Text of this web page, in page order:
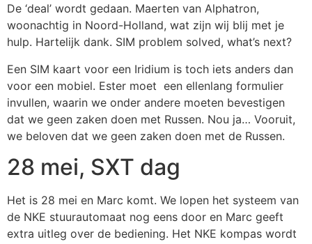
De ‘deal’ wordt gedaan. Maerten van Alphatron,
woonachtig in Noord-Holland, wat zijn wij blij met je
hulp. Hartelijk dank. SIM problem solved, what’s next?
Een SIM kaart voor een Iridium is toch iets anders dan
voor een mobiel. Ester moet een ellenlang formulier
invullen, waarin we onder andere moeten bevestigen
dat we geen zaken doen met Russen. Nou ja… Vooruit,
we beloven dat we geen zaken doen met de Russen.
28 mei, SXT dag
Het is 28 mei en Marc komt. We lopen het systeem van
de NKE stuurautomaat nog eens door en Marc geeft
extra uitleg over de bediening. Het NKE kompas wordt